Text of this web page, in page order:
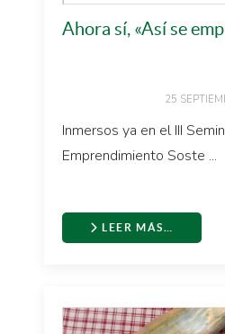
Ahora sí, «Así se
25
Inmersos ya en el III
Emprendimiento Soste ...
LEER MÁS…